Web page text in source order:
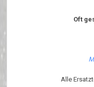
Oft
Alle